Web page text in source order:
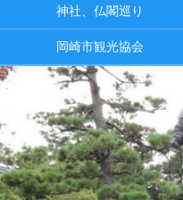
神社、仏閣巡り
岡崎市観光協会